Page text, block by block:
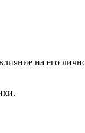
на его